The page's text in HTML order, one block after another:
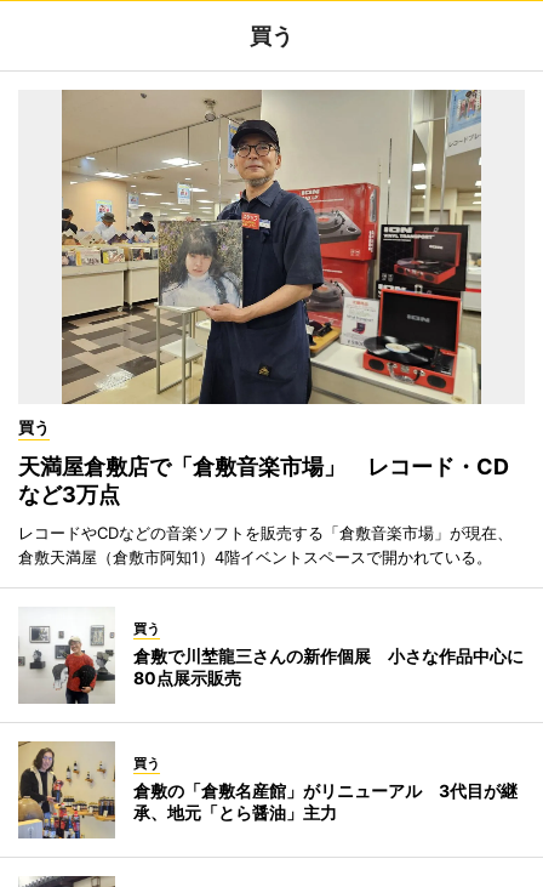
買う
買う
天満屋倉敷店で「倉敷音楽市場」 レコード・CD
など3万点
レコードやCDなどの音楽ソフトを販売する「倉敷音楽市場」が現在、
倉敷天満屋（倉敷市阿知1）4階イベントスペースで開かれている。
買う
倉敷で川埜龍三さんの新作個展 小さな作品中心に
80点展示販売
買う
倉敷の「倉敷名産館」がリニューアル 3代目が継
承、地元「とら醤油」主力